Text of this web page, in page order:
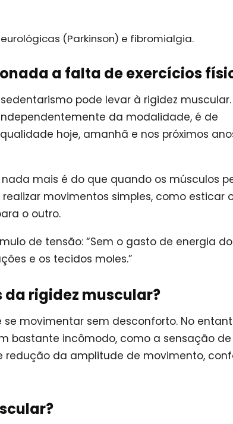
(Parkinson) e fibromialgia.
a falta de exercícios
pode levar à rigidez muscular.
da modalidade, é de
hoje, amanhã e nos próximos
mais é do que quando os músculos
movimentos simples, como esticar
o outro.
de tensão: “Sem o gasto de energia do
e os tecidos moles.”
da rigidez muscular?
movimentar sem desconforto. No
bastante incômodo, como a sensação
da amplitude de movimento,